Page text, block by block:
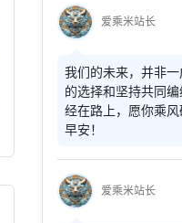
爱乘米站长
我们的未来，并非
的选择和坚持共同
经在路上，愿你乘风
早安！
爱乘米站长